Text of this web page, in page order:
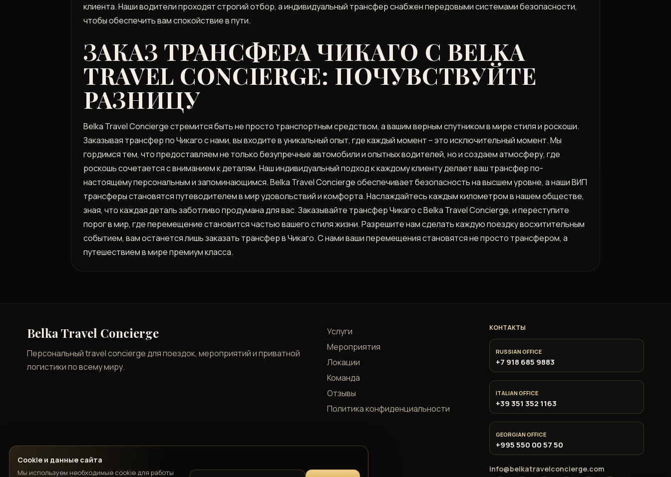
клиента. Наши водители проходят строгий отбор, а индивидуальный трансфер снабжен передовыми системами безопасности,
чтобы обеспечить вам спокойствие в пути.
ЗАКАЗ ТРАНСФЕРА ЧИКАГО С BELKA
TRAVEL CONCIERGE: ПОЧУВСТВУЙТЕ
РАЗНИЦУ
Belka Travel Concierge стремится быть не просто транспортным средством, а вашим верным спутником в мире стиля и роскоши.
Заказывая трансфер по Чикаго с нами, вы входите в уникальный опыт, где каждый момент – это исключительный момент. Мы
гордимся тем, что предоставляем не только безупречные автомобили и опытных водителей, но и создаем атмосферу, где
роскошь сочетается с вниманием к деталям. Наш индивидуальный подход к каждому клиенту делает ваш трансфер по-
настоящему персональным и запоминающимся. Belka Travel Concierge обеспечивает безопасность на высшем уровне, а наши ВИП
трансферы становятся путеводителем в мир удовольствий и комфорта. Наслаждайтесь каждым километром в нашем обществе,
зная, что каждая деталь заботливо продумана для вас. Заказывайте трансфер Чикаго с Belka Travel Concierge, и переступите
порог в мир, где перемещение становится частью вашего стиля жизни. Разрешите нам сделать каждую поездку восхитительным
событием, вам останется лишь заказать трансфер в Чикаго. С нами ваши перемещения становятся не просто трансфером, а
путешествием в мире премиум класса.
Belka Travel Concierge
Персональный travel concierge для поездок, мероприятий и приватной
логистики по всему миру.
Услуги
Мероприятия
Локации
Команда
Отзывы
Политика конфиденциальности
КОНТАКТЫ
RUSSIAN OFFICE
+7 918 685 9883
ITALIAN OFFICE
+39 351 352 1163
GEORGIAN OFFICE
+995 550 00 57 50
info@belkatravelconcierge.com
Cookie и данные сайта
Мы используем необходимые cookie для работы